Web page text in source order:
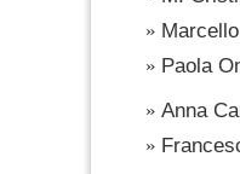
Paola
Anna